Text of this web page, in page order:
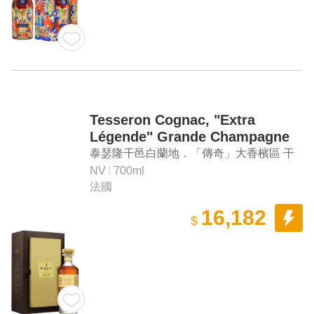
Tesseron Cognac, "Extra
Légende" Grande Champagne
Cognac (Gift Box)
泰瑟隆干邑白蘭地．「傳奇」大香檳區 干
邑白蘭地（禮盒）
NV
700ml
法國
$ 16,182